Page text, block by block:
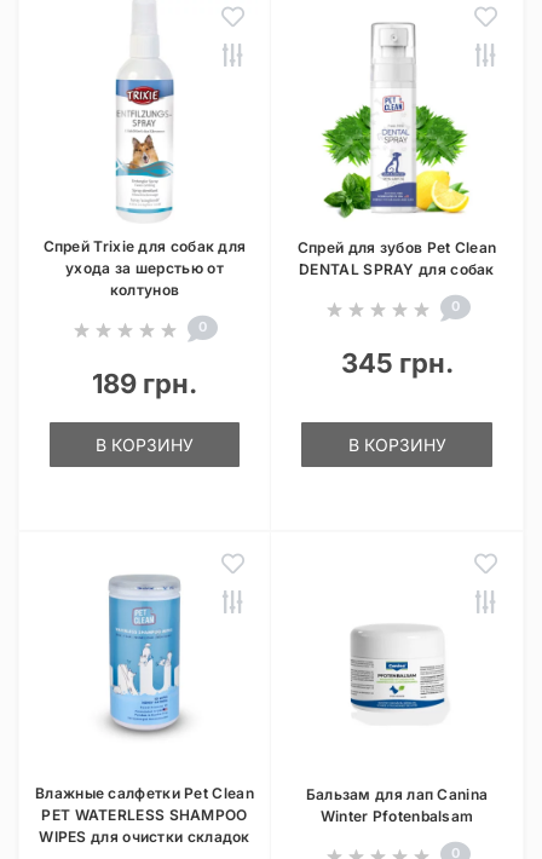
Спрей Trixie для собак для
ухода за шерстью от
колтунов
0
189 грн.
В КОРЗИНУ
Спрей для зубов Pet Clean
DENTAL SPRAY для собак
0
345 грн.
В КОРЗИНУ
Влажные салфетки Pet Clean
PET WATERLESS SHAMPOO
WIPES для очистки складок
Бальзам для лап Canina
Winter Pfotenbalsam
0